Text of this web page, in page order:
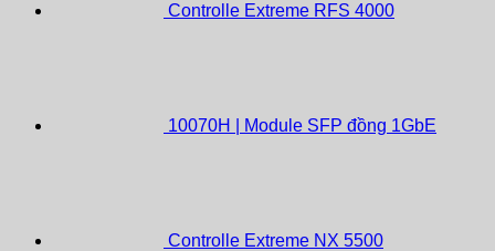
Controlle Extreme RFS 4000
10070H | Module SFP đồng 1GbE
Controlle Extreme NX 5500